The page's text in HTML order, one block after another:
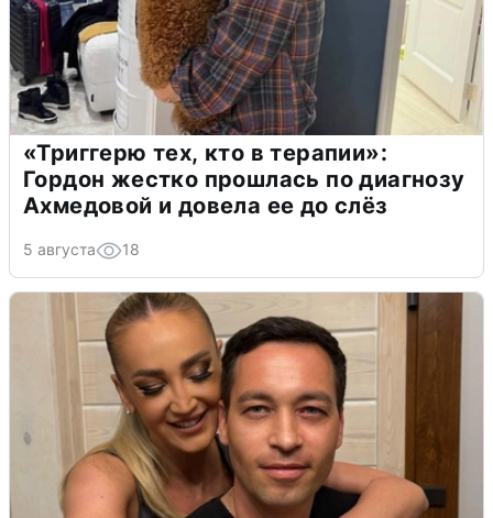
«Триггерю тех, кто в терапии»:
Гордон жестко прошлась по диагнозу
Ахмедовой и довела ее до слёз
5 августа 18